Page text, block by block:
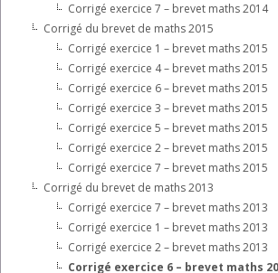
Corrigé exercice 7 – brevet maths 2014
Corrigé du brevet de maths 2015
Corrigé exercice 1 – brevet maths 2015
Corrigé exercice 4 – brevet maths 2015
Corrigé exercice 6 – brevet maths 2015
Corrigé exercice 3 – brevet maths 2015
Corrigé exercice 5 – brevet maths 2015
Corrigé exercice 2 – brevet maths 2015
Corrigé exercice 7 – brevet maths 2015
Corrigé du brevet de maths 2013
Corrigé exercice 7 – brevet maths 2013
Corrigé exercice 1 – brevet maths 2013
Corrigé exercice 2 – brevet maths 2013
Corrigé exercice 6 – brevet maths